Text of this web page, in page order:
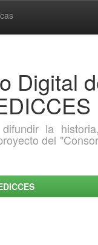
Digital
la
del